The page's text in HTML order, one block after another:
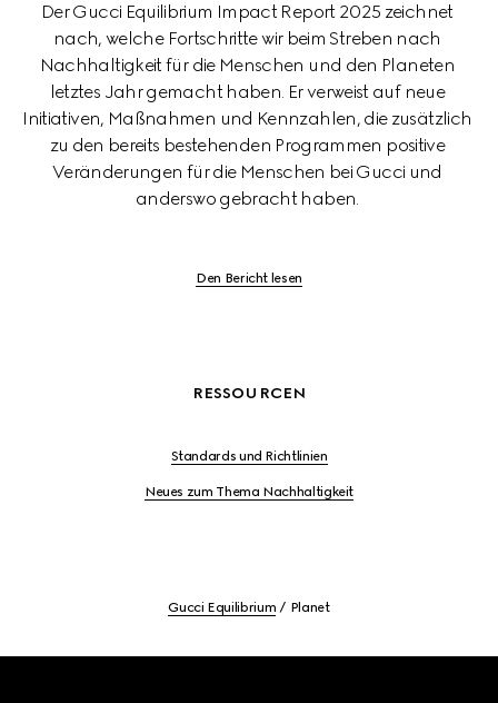
Der Gucci Equilibrium Impact Report 2025 zeichnet
nach, welche Fortschritte wir beim Streben nach
Nachhaltigkeit für die Menschen und den Planeten
letztes Jahr gemacht haben. Er verweist auf neue
Initiativen, Maßnahmen und Kennzahlen, die zusätzlich
zu den bereits bestehenden Programmen positive
Veränderungen für die Menschen bei Gucci und
anderswo gebracht haben.
Den Bericht lesen
RESSOURCEN
Standards und Richtlinien
Neues zum Thema Nachhaltigkeit
Gucci Equilibrium Planet